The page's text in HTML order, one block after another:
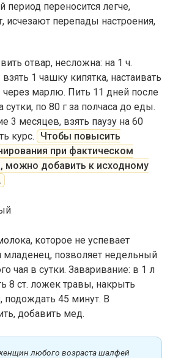
период переносится легче,
исчезают перепады настроения,
отвар, несложна: на 1 ч.
1 чашку кипятка, настаивать
через марлю. Пить 11 дней после
по 80 г за полчаса до еды.
3 месяцев, взять паузу на 60
курс.
Чтобы повысить
при фактическом
можно добавить к исходному
которое не успевает
младенец, позволяет недельный
чая в сутки. Заваривание: в 1 л
8 ст. ложек травы, накрыть
подождать 45 минут. В
добавить мед.
любого возраста шалфей